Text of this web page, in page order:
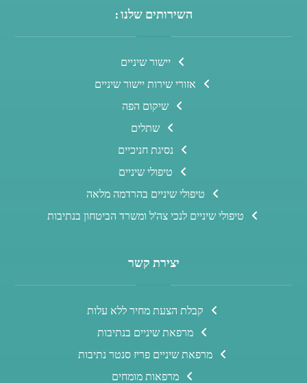
השירותים שלנו :
יישור שיניים
אזורי שירות יישור שיניים
שיקום הפה
שתלים
נסיגת חניכיים
טיפולי שיניים
טיפולי שיניים בהרדמה מלאה
טיפולי שיניים לנכי צה'ל ומשרד הביטחון בנתיבות
יצירת קשר
קבלת הצעת מחיר ללא עלות
מרפאת שיניים בנתיבות
מרפאת שיניים פריז סנטר נתיבות
מרפאות מומחים